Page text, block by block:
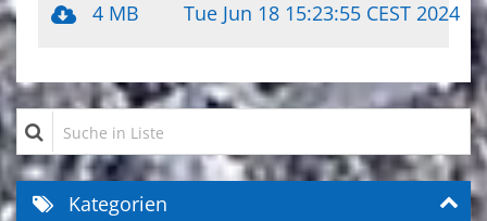
4 MB Tue Jun 18 15:23:55 CEST 2024
Suche in Liste
Kategorien